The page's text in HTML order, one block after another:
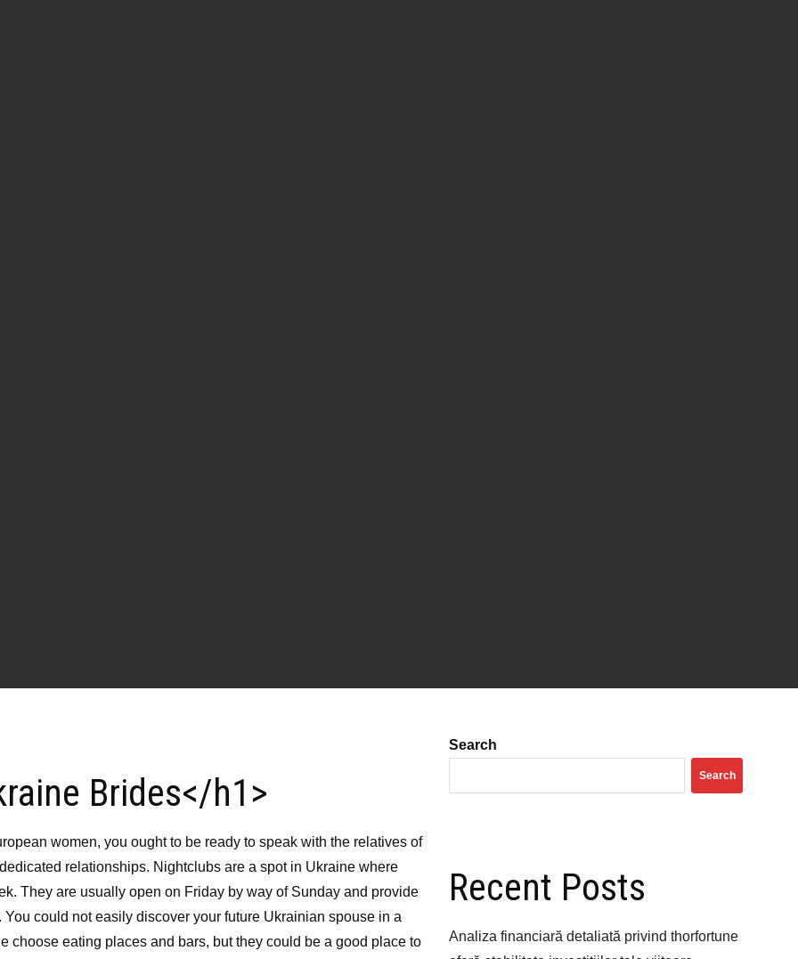
Brides</h1>
women, you ought to be ready to speak with the relatives of
relationships. Nightclubs are a spot in Ukraine where
They are usually open on Friday by way of Sunday and provide
could not easily discover your future Ukrainian spouse in a
choose eating places and bars, but they could be a good place to
Search
Search
Recent Posts
Analiza financiară detaliată privind thorfortune